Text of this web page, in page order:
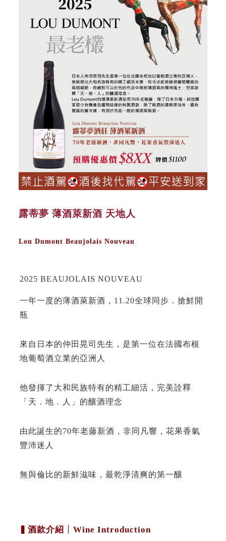
露蒂夢 薄酒萊新酒 天地人
Lou Dumont Beaujolais Nouveau
2025 BEAUJOLAIS NOUVEAU
一年一度的薄酒萊新酒，11.20全球同步．搶鮮開
瓶
來自日本的仲田晃司先生，是第一位在法國布根
地葡萄酒立業的亞洲人
他發揮了大和民族特有的精工細活，完美詮釋
「天．地．人」的釀酒理念
由此誕生的70年老藤新酒，非同凡響，花果香氣
豐沛迷人
無與倫比的新鮮滋味，最乾淨清爽的第一釀
▍酒款介紹┊Wine Introduction